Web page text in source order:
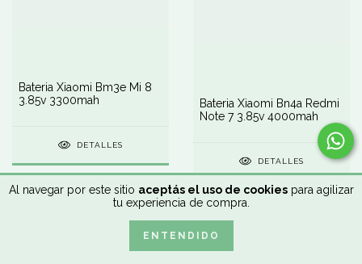
Al navegar por este sitio aceptás el uso de cookiespara agilizar
tu experiencia de compra.
ENTENDIDO
Bateria Xiaomi Bm3e Mi 8
3.85v 3300mah
DETALLES
Bateria Xiaomi Bn4a Redmi
Note 7 3.85v 4000mah
DETALLES